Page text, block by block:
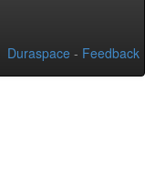
Duraspace - Feedback